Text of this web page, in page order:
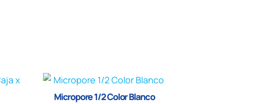
Micropore 1/2 Color Blanco